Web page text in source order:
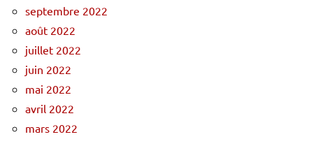
septembre 2022
août 2022
juillet 2022
juin 2022
mai 2022
avril 2022
mars 2022